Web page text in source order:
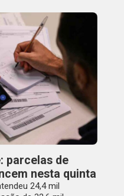
parcelas de
nesta quinta
24,4 mil